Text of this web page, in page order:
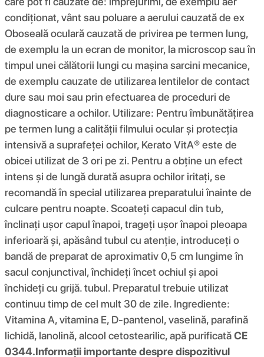
condiționat, vânt sau poluare a aerului cauzată de ex
Oboseală oculară cauzată de privirea pe termen lung,
de exemplu la un ecran de monitor, la microscop sau în
timpul unei călătorii lungi cu mașina sarcini mecanice,
de exemplu cauzate de utilizarea lentilelor de contact
dure sau moi sau prin efectuarea de proceduri de
diagnosticare a ochilor. Utilizare: Pentru îmbunătățirea
pe termen lung a calității filmului ocular și protecția
intensivă a suprafeței ochilor, Kerato VitA® este de
obicei utilizat de 3 ori pe zi. Pentru a obține un efect
intens și de lungă durată asupra ochilor iritați, se
recomandă în special utilizarea preparatului înainte de
culcare pentru noapte. Scoateți capacul din tub,
înclinați ușor capul înapoi, trageți ușor înapoi pleoapa
inferioară și, apăsând tubul cu atenție, introduceți o
bandă de preparat de aproximativ 0,5 cm lungime în
sacul conjunctival, închideți încet ochiul și apoi
închideți cu grijă. tubul. Preparatul trebuie utilizat
continuu timp de cel mult 30 de zile. Ingrediente:
Vitamina A, vitamina E, D-pantenol, vaselină, parafină
lichidă, lanolină, alcool cetostearilic, apă purificatăCE
0344.Informații importante despre dispozitivul